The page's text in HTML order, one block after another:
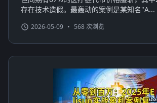
存在技术造假。最轰动的案例是某知名"A...
2026-05-09 • 568 次浏览